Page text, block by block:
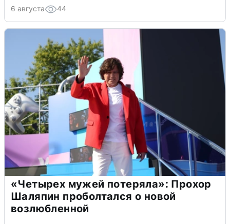
6 августа 44
«Четырех мужей потеряла»: Прохор
Шаляпин проболтался о новой
возлюбленной